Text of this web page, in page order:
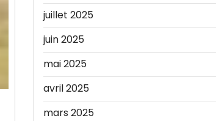
juillet 2025
juin 2025
mai 2025
avril 2025
mars 2025